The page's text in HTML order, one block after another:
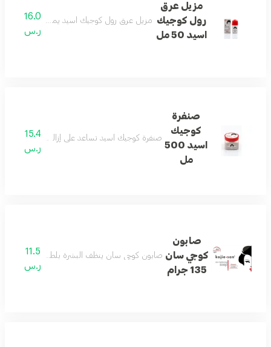
مزيل عرق
رول كوجيك
اسيد 50 مل
مزيل عرق رول كوجيك اسيد يمنح انتعاشًا يوميًا
16.0
ر.س
صنفرة
كوجيك
اسيد 500
مل
صنفرة كوجيك اسيد تساعد على إزالة الشوائب
15.4
ر.س
صابون
كوجي سان
135 جرام
صابون كوجي سان ينظف البشرة بلطف ويساعد على
11.5
ر.س